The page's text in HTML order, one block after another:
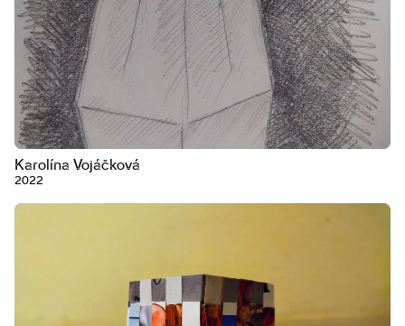
Karolína Vojáčková
2022